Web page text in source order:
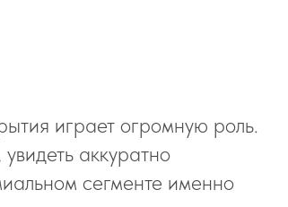
играет огромную роль.
аккуратно
сегменте именно